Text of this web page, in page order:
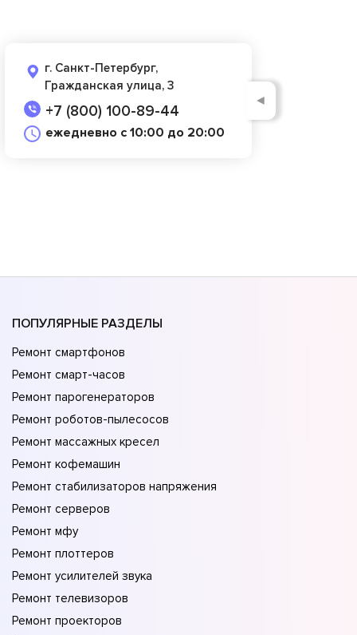
г. Санкт-Петербург,
Гражданская улица, 3
+7 (800) 100-89-44
ежедневно с 10:00 до 20:00
◄
ПОПУЛЯРНЫЕ РАЗДЕЛЫ
Ремонт смартфонов
Ремонт смарт-часов
Ремонт парогенераторов
Ремонт роботов-пылесосов
Ремонт массажных кресел
Ремонт кофемашин
Ремонт стабилизаторов напряжения
Ремонт серверов
Ремонт мфу
Ремонт плоттеров
Ремонт усилителей звука
Ремонт телевизоров
Ремонт проекторов